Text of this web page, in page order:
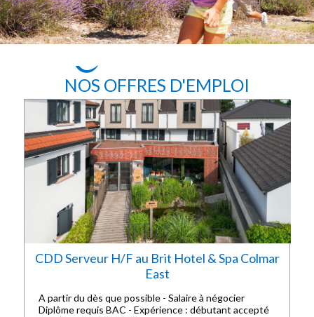
NOS OFFRES D'EMPLOI
CDD Serveur H/F au Brit Hotel & Spa Colmar
East
A partir du dès que possible - Salaire à négocier
Diplôme requis BAC - Expérience : débutant accepté